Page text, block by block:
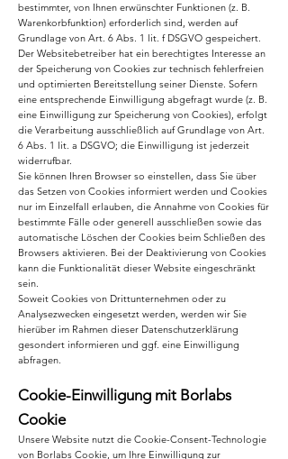
bestimmter, von Ihnen erwünschter Funktionen (z. B.
Warenkorbfunktion) erforderlich sind, werden auf
Grundlage von Art. 6 Abs. 1 lit. f DSGVO gespeichert.
Der Websitebetreiber hat ein berechtigtes Interesse an
der Speicherung von Cookies zur technisch fehlerfreien
und optimierten Bereitstellung seiner Dienste. Sofern
eine entsprechende Einwilligung abgefragt wurde (z. B.
eine Einwilligung zur Speicherung von Cookies), erfolgt
die Verarbeitung ausschließlich auf Grundlage von Art.
6 Abs. 1 lit. a DSGVO; die Einwilligung ist jederzeit
widerrufbar.
Sie können Ihren Browser so einstellen, dass Sie über
das Setzen von Cookies informiert werden und Cookies
nur im Einzelfall erlauben, die Annahme von Cookies für
bestimmte Fälle oder generell ausschließen sowie das
automatische Löschen der Cookies beim Schließen des
Browsers aktivieren. Bei der Deaktivierung von Cookies
kann die Funktionalität dieser Website eingeschränkt
sein.
Soweit Cookies von Drittunternehmen oder zu
Analysezwecken eingesetzt werden, werden wir Sie
hierüber im Rahmen dieser Datenschutzerklärung
gesondert informieren und ggf. eine Einwilligung
abfragen.
Cookie-Einwilligung mit Borlabs
Cookie
Unsere Website nutzt die Cookie-Consent-Technologie
von Borlabs Cookie, um Ihre Einwilligung zur